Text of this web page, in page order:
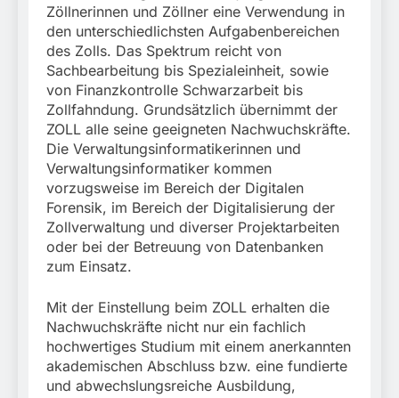
Zöllnerinnen und Zöllner eine Verwendung in
den unterschiedlichsten Aufgabenbereichen
des Zolls. Das Spektrum reicht von
Sachbearbeitung bis Spezialeinheit, sowie
von Finanzkontrolle Schwarzarbeit bis
Zollfahndung. Grundsätzlich übernimmt der
ZOLL alle seine geeigneten Nachwuchskräfte.
Die Verwaltungsinformatikerinnen und
Verwaltungsinformatiker kommen
vorzugsweise im Bereich der Digitalen
Forensik, im Bereich der Digitalisierung der
Zollverwaltung und diverser Projektarbeiten
oder bei der Betreuung von Datenbanken
zum Einsatz.
Mit der Einstellung beim ZOLL erhalten die
Nachwuchskräfte nicht nur ein fachlich
hochwertiges Studium mit einem anerkannten
akademischen Abschluss bzw. eine fundierte
und abwechslungsreiche Ausbildung,